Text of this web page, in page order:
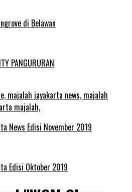
di Belawan
PANGURURAN
News Edisi November 2019
Edisi Oktober 2019